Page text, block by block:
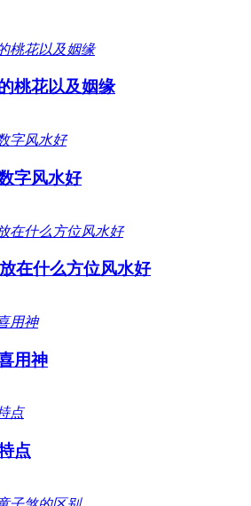
桃花以及姻缘
字风水好
在什么方位风水好
用神
点